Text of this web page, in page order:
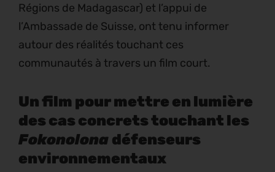
Régions de Madagascar) et l’appui de
l’Ambassade de Suisse, ont tenu informer
autour des réalités touchant ces
communautés à travers un film court.
Un film pour mettre en lumière
des cas concrets touchant les
Fokonolona défenseurs
environnementaux